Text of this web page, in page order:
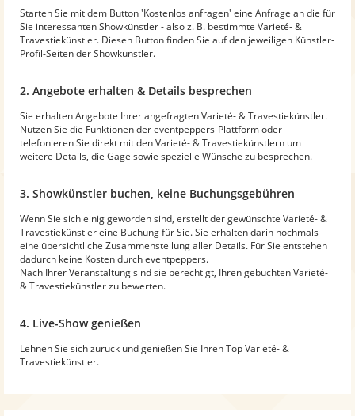
Starten Sie mit dem Button 'Kostenlos anfragen' eine Anfrage an die für
Sie interessanten Showkünstler - also z. B. bestimmte Varieté- &
Travestiekünstler. Diesen Button finden Sie auf den jeweiligen Künstler-
Profil-Seiten der Showkünstler.
2. Angebote erhalten & Details besprechen
Sie erhalten Angebote Ihrer angefragten Varieté- & Travestiekünstler.
Nutzen Sie die Funktionen der eventpeppers-Plattform oder
telefonieren Sie direkt mit den Varieté- & Travestiekünstlern um
weitere Details, die Gage sowie spezielle Wünsche zu besprechen.
3. Showkünstler buchen, keine Buchungsgebühren
Wenn Sie sich einig geworden sind, erstellt der gewünschte Varieté- &
Travestiekünstler eine Buchung für Sie. Sie erhalten darin nochmals
eine übersichtliche Zusammenstellung aller Details. Für Sie entstehen
dadurch keine Kosten durch eventpeppers.
Nach Ihrer Veranstaltung sind sie berechtigt, Ihren gebuchten Varieté-
& Travestiekünstler zu bewerten.
4. Live-Show genießen
Lehnen Sie sich zurück und genießen Sie Ihren Top Varieté- &
Travestiekünstler.